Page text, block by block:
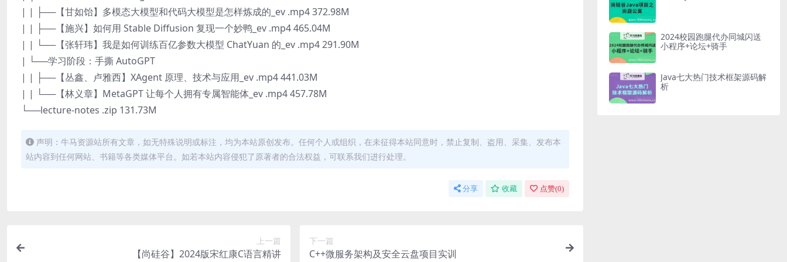
| | ├──【甘如饴】多模态大模型和代码大模型是怎样炼成的_ev .mp4 372.98M
| | ├──【施兴】如何用 Stable Diffusion 复现一个妙鸭_ev .mp4 465.04M
| | └──【张轩玮】我是如何训练百亿参数大模型 ChatYuan 的_ev .mp4 291.90M
| └──学习阶段：手撕 AutoGPT
| | ├──【丛鑫、卢雅西】XAgent 原理、技术与应用_ev .mp4 441.03M
| | └──【林义章】MetaGPT 让每个人拥有专属智能体_ev .mp4 457.78M
└──lecture-notes .zip 131.73M
声明：牛马资源站所有文章，如无特殊说明或标注，均为本站原创发布。任何个人或组织，在未征得本站同意时，禁止复制、盗用、采集、发布本
站内容到任何网站、书籍等各类媒体平台。如若本站内容侵犯了原著者的合法权益，可联系我们进行处理。
分享 收藏 点赞(0)
上一篇
【尚硅谷】2024版宋红康C语言精讲
下一篇
C++微服务架构及安全云盘项目实训
2024校园跑腿代办同城闪送
小程序+论坛+骑手
Java七大热门技术框架源码解
析